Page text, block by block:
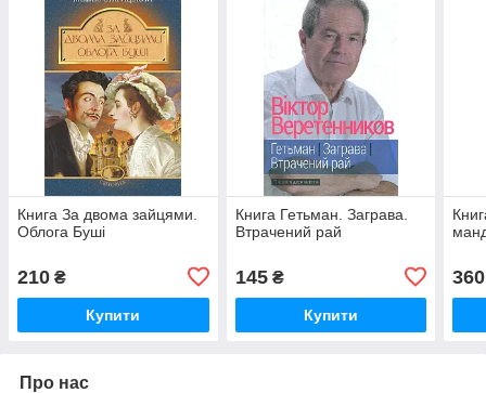
Книга За двома зайцями.
Облога Буші
210 ₴
Купити
Книга Гетьман. Заграва.
Втрачений рай
145₴
Купити
360
Про нас